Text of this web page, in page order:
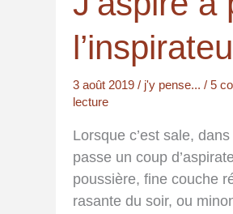
3 août 2019 / j'y pense... / 5
lecture
Lorsque c’est sale,
passe un coup
poussière, fine couche
rasante du soir, ou